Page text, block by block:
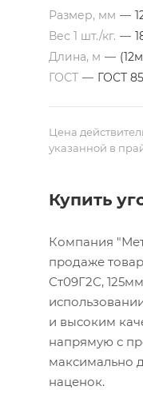
Размер, мм —
Вес 1 шт./кг. —
Длина, м —
ГОСТ — ГОСТ
Цена
указанной в
Купить
Компания
продаже
Ст09Г2С,
и высоким
напрямую с
максимально
наценок.